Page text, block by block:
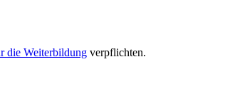
die Weiterbildung verpflichten.